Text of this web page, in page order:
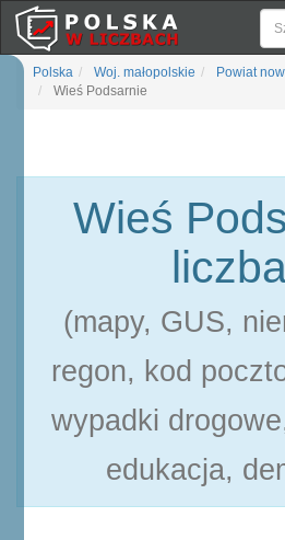
Polska Woj. małopolskie Powiat
Wieś Podsarnie
Wieś
(mapy, GUS,
regon, kod
wypadki
edukacja,